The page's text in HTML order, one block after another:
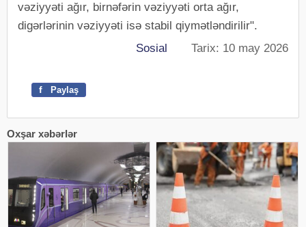
vəziyyəti ağır, birnəfərin vəziyyəti orta ağır,
digərlərinin vəziyyəti isə stabil qiymətləndirilir".
Sosial
Tarix: 10 may 2026
f Paylaş
Oxşar xəbərlər